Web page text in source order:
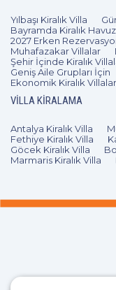
Yılbaşı Kiralık Villa
Bayramda Kiralık
2027 Erken
Muhafazakar Villalar
Şehir İçinde Kiralık
Geniş Aile Grupları İçin
Ekonomik Kiralık Villalar
VILLA KIRALAMA
Antalya Kiralık Villa
Fethiye Kiralık Villa
Göcek Kiralık Villa
Marmaris Kiralık Villa